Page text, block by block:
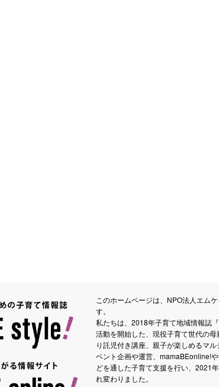
このホームページは、NPO法人エム
す。
私たちは、2018年子育て地域情報誌
活動を開始した、現役子育て世代の
り託児付き講座、親子が楽しめるマ
ベント企画や運営、mamaBEonline!
どを通した子育て支援を行い、2021
れ変わりました。